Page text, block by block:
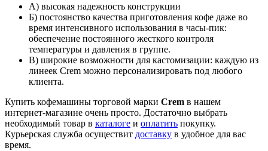
А) высокая надежность конструкции
Б) постоянство качества приготовления кофе даже во
время интенсивного использования в часы-пик:
обеспечение постоянного жесткого контроля
температуры и давления в группе.
В) широкие возможности для кастомизации: каждую из
линеек Crem можно персонализировать под любого
клиента.
Купить кофемашины торговой марки Crem в нашем
интернет-магазине очень просто. Достаточно выбрать
необходимый товар в каталоге и оплатить покупку.
Курьерская служба осуществит доставку в удобное для вас
время.